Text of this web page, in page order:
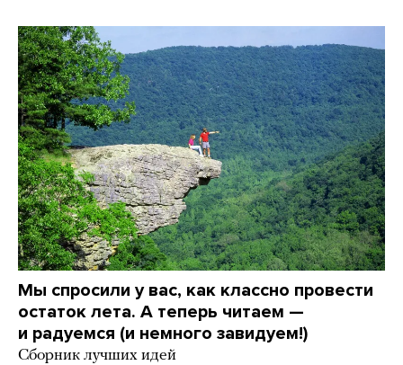
Мы спросили у вас, как классно провести
остаток лета. А теперь читаем —
и радуемся (и немного завидуем!)
Сборник лучших идей